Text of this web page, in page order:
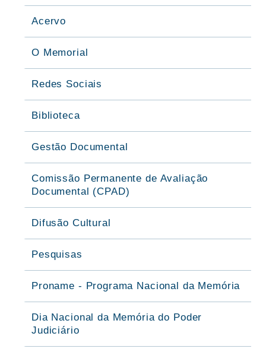
Acervo
O Memorial
Redes Sociais
Biblioteca
Gestão Documental
Comissão Permanente de Avaliação
Documental (CPAD)
Difusão Cultural
Pesquisas
Proname - Programa Nacional da Memória
Dia Nacional da Memória do Poder
Judiciário